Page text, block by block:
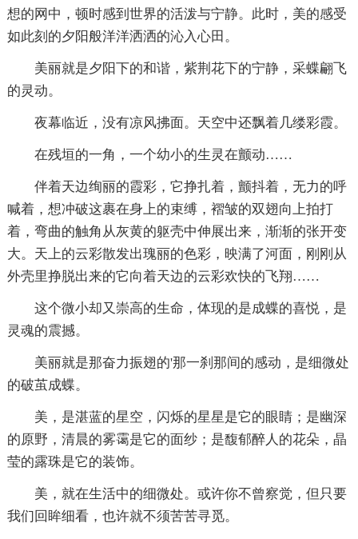
想的网中，顿时感到世界的活泼与宁静。此时，美的感受
如此刻的夕阳般洋洋洒洒的沁入心田。
美丽就是夕阳下的和谐，紫荆花下的宁静，采蝶翩飞
的灵动。
夜幕临近，没有凉风拂面。天空中还飘着几缕彩霞。
在残垣的一角，一个幼小的生灵在颤动……
伴着天边绚丽的霞彩，它挣扎着，颤抖着，无力的呼
喊着，想冲破这裹在身上的束缚，褶皱的双翅向上拍打
着，弯曲的触角从灰黄的躯壳中伸展出来，渐渐的张开变
大。天上的云彩散发出瑰丽的色彩，映满了河面，刚刚从
外壳里挣脱出来的它向着天边的云彩欢快的飞翔……
这个微小却又崇高的生命，体现的是成蝶的喜悦，是
灵魂的震撼。
美丽就是那奋力振翅的'那一刹那间的感动，是细微处
的破茧成蝶。
美，是湛蓝的星空，闪烁的星星是它的眼睛；是幽深
的原野，清晨的雾霭是它的面纱；是馥郁醉人的花朵，晶
莹的露珠是它的装饰。
美，就在生活中的细微处。或许你不曾察觉，但只要
我们回眸细看，也许就不须苦苦寻觅。